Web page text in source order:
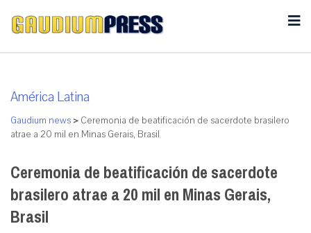
América Latina
Gaudium news > Ceremonia de beatificación de sacerdote brasilero
atrae a 20 mil en Minas Gerais, Brasil
Ceremonia de beatificación de sacerdote
brasilero atrae a 20 mil en Minas Gerais,
Brasil